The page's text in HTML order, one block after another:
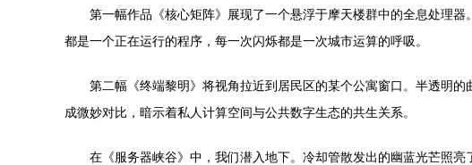
第一幅作品《核心矩阵》展现了一个悬浮于摩天楼群中的全息处理
都是一个正在运行的程序，每一次闪烁都是一次城市运算的呼吸。
第二幅《终端黎明》将视角拉近到居民区的某个公寓窗口。半透明
成微妙对比，暗示着私人计算空间与公共数字生态的共生关系。
在《服务器峡谷》中，我们潜入地下。冷却管散发出的幽蓝光芒照